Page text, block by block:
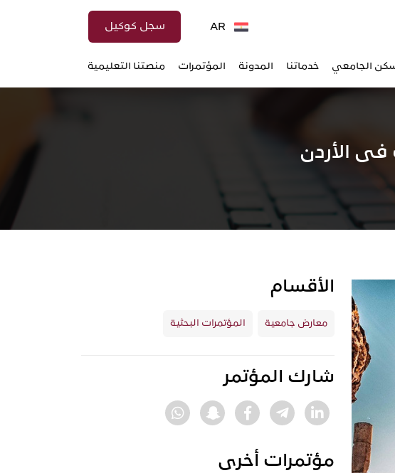
سجل كوكيل
الجامعي خدماتنا المدونة المؤتمرات منصتنا التعليمية
فى الأردن
الأقسام
معارض جامعية المؤتمرات البحثية
شارك المؤتمر
مؤتمرات أخرى